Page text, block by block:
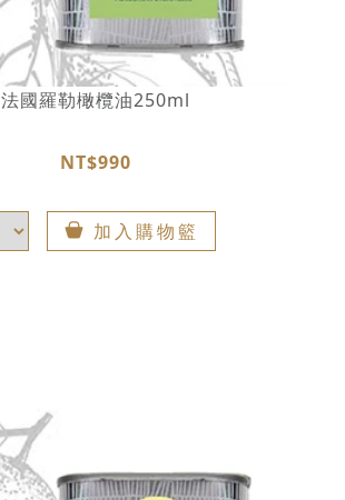
法國羅勒橄欖油250ml
NT$990
加入購物籃